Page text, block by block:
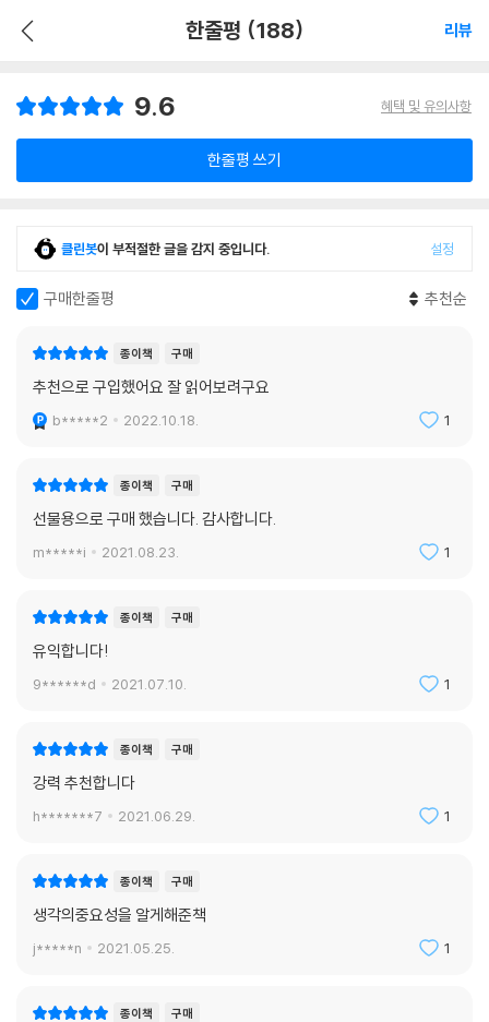
한줄평 (188) 리뷰
9.6 혜택 및 유의사항
한줄평 쓰기
클린봇이 부적절한 글을 감지 중입니다. 설정
구매한줄평 추천순
종이책 구매
추천으로 구입했어요 잘 읽어보려구요
b*****2 2022.10.18. 1
종이책 구매
선물용으로 구매 했습니다. 감사합니다.
m*****i 2021.08.23. 1
종이책 구매
유익합니다!
9******d 2021.07.10. 1
종이책 구매
강력 추천합니다
h*******7 2021.06.29. 1
종이책 구매
생각의중요성을 알게해준책
j*****n 2021.05.25. 1
종이책 구매